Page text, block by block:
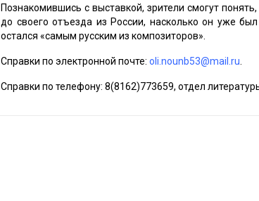
Познакомившись с выставкой, зрители смогут
до своего отъезда из России, насколько он уже
остался «самым русским из композиторов».
Справки по электронной почте: oli.nounb53@mail.ru
Справки по телефону: 8(8162)773659, отдел